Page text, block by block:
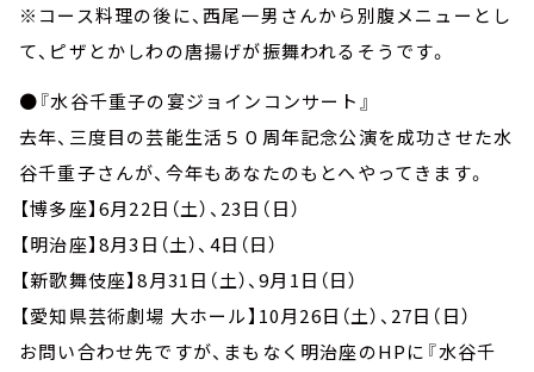
※コース料理の後に、西尾一男さんから別腹メニューとし
て、ピザとかしわの唐揚げが振舞われるそうです。
●『水谷千重子の宴ジョインコンサート』
去年、三度目の芸能生活５０周年記念公演を成功させた水
谷千重子さんが、今年もあなたのもとへやってきます。
【博多座】6月22日（土）、23日（日）
【明治座】8月3日（土）、4日（日）
【新歌舞伎座】8月31日（土）、9月1日（日）
【愛知県芸術劇場 大ホール】10月26日（土）、27日（日）
お問い合わせ先ですが、まもなく明治座のHPに『水谷千